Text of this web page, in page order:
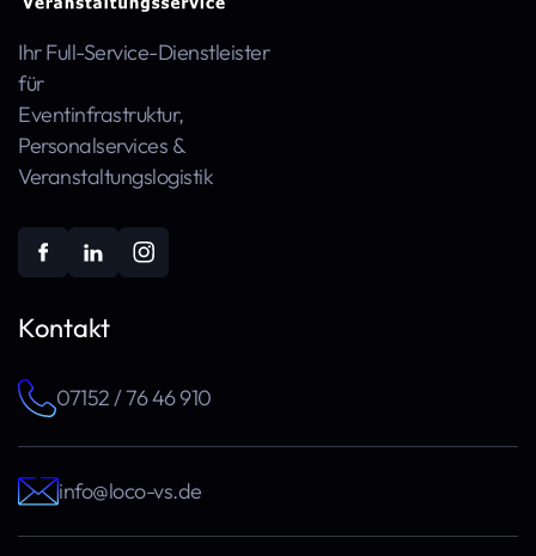
Ihr Full-Service-Dienstleister
für
Event­infra­struktur,
Personal­services &
Veranstaltungs­logistik
Kontakt
07152 / 76 46 910
info@loco-vs.de